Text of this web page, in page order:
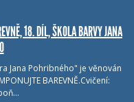
18. DÍL, ŠKOLA BARVY JANA
Jana Pohribného" je věnován
BAREVNĚ.Cvičení: